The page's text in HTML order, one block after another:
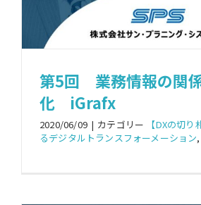
第5回 業務情報の関
化 iGrafx
2020/06/09 | カテゴリー
【DXの切
るデジタルトランスフォーメーション,